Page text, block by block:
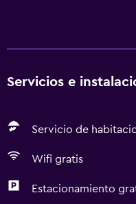
Servicios e
Servicio de
Wifi gratis
Estacionamiento